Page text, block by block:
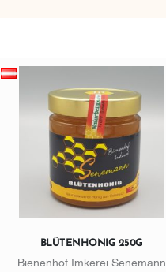
BLÜTENHONIG 250G
Bienenhof Imkerei Senemann